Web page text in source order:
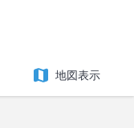
地図表示